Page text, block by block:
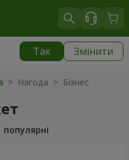
Так Змінити
> Нагода > Бізнес
популярні